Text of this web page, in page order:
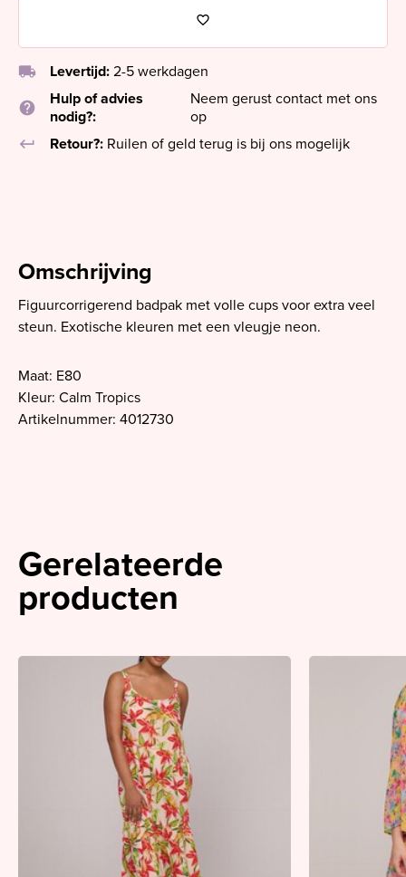
local_shipping Levertijd: 2-5 werkdagen
help
Hulp of advies
nodig?:
Neem gerust contact met ons
op
keyboard_return
Retour?: Ruilen of geld terug is bij ons mogelijk
Omschrijving
Figuurcorrigerend badpak met volle cups voor extra veel
steun. Exotische kleuren met een vleugje neon.
Maat: E80
Kleur: Calm Tropics
Artikelnummer: 4012730
Gerelateerde
producten